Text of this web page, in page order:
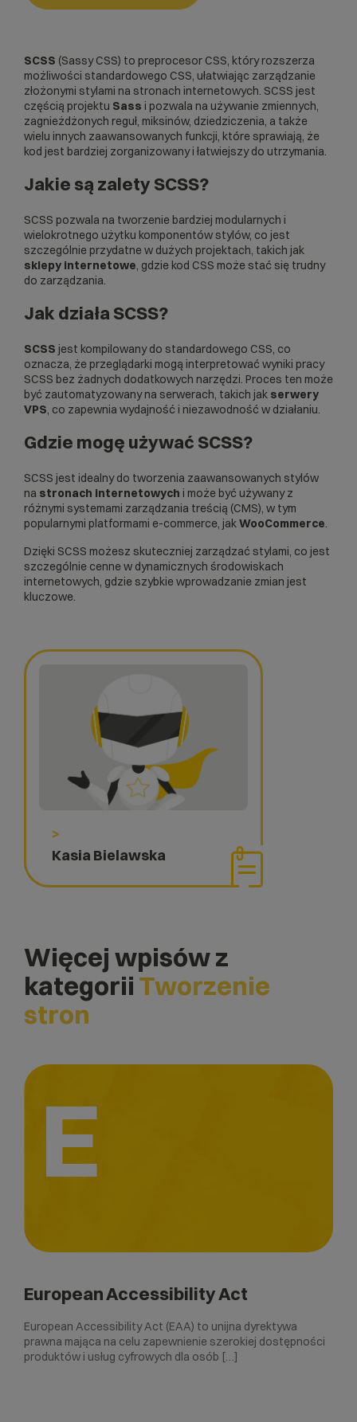
>
Kasia Bielawska
SCSS (Sassy CSS) to preprocesor CSS, który rozszerza
możliwości standardowego CSS, ułatwiając zarządzanie
złożonymi stylami na stronach internetowych. SCSS jest
częścią projektu Sass i pozwala na używanie zmiennych,
zagnieżdżonych reguł, miksinów, dziedziczenia, a także
wielu innych zaawansowanych funkcji, które sprawiają, że
kod jest bardziej zorganizowany i łatwiejszy do utrzymania.
Jakie są zalety SCSS?
SCSS pozwala na tworzenie bardziej modularnych i
wielokrotnego użytku komponentów stylów, co jest
szczególnie przydatne w dużych projektach, takich jak
sklepy internetowe, gdzie kod CSS może stać się trudny
do zarządzania.
Jak działa SCSS?
SCSS jest kompilowany do standardowego CSS, co
oznacza, że przeglądarki mogą interpretować wyniki pracy
SCSS bez żadnych dodatkowych narzędzi. Proces ten może
być zautomatyzowany na serwerach, takich jak serwery
VPS, co zapewnia wydajność i niezawodność w działaniu.
Gdzie mogę używać SCSS?
SCSS jest idealny do tworzenia zaawansowanych stylów
na stronach internetowych i może być używany z
różnymi systemami zarządzania treścią (CMS), w tym
popularnymi platformami e-commerce, jakWooCommerce.
Dzięki SCSS możesz skuteczniej zarządzać stylami, co jest
szczególnie cenne w dynamicznych środowiskach
internetowych, gdzie szybkie wprowadzanie zmian jest
kluczowe.
Więcej wpisów z
kategorii Tworzenie
stron
E
European Accessibility Act
European Accessibility Act (EAA) to unijna dyrektywa
prawna mająca na celu zapewnienie szerokiej dostępności
produktów i usług cyfrowych dla osób […]